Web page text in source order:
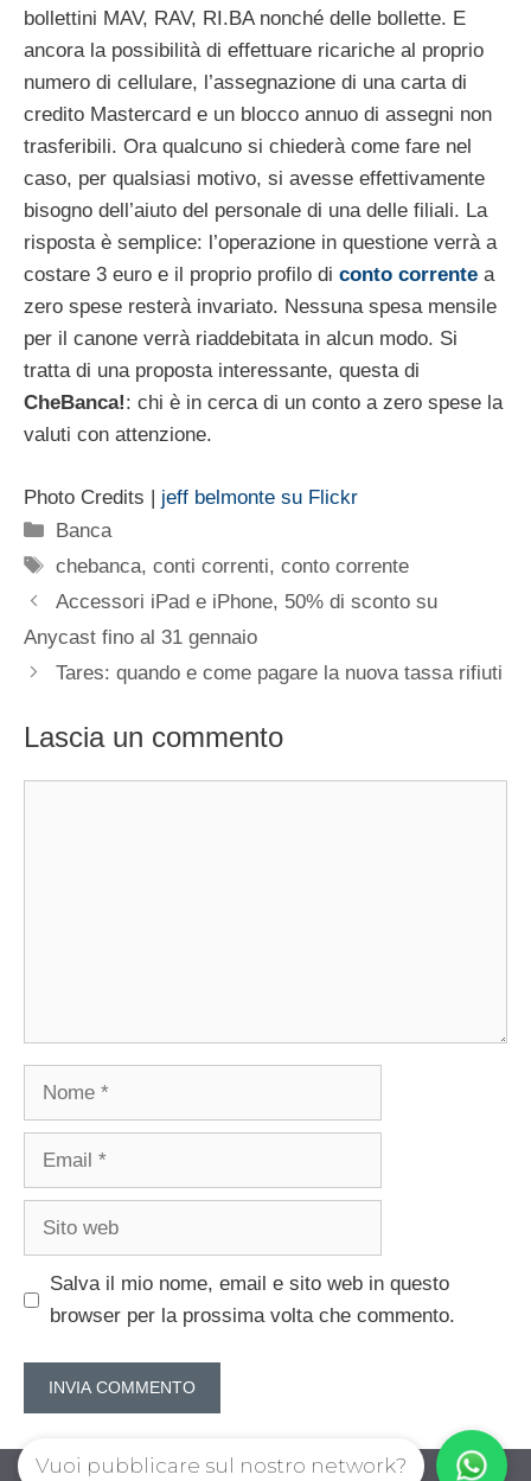
bollettini MAV, RAV, RI.BA nonché delle bollette. E
ancora la possibilità di effettuare ricariche al proprio
numero di cellulare, l’assegnazione di una carta di
credito Mastercard e un blocco annuo di assegni non
trasferibili. Ora qualcuno si chiederà come fare nel
caso, per qualsiasi motivo, si avesse effettivamente
bisogno dell’aiuto del personale di una delle filiali. La
risposta è semplice: l’operazione in questione verrà a
costare 3 euro e il proprio profilo di conto corrente a
zero spese resterà invariato. Nessuna spesa mensile
per il canone verrà riaddebitata in alcun modo. Si
tratta di una proposta interessante, questa di
CheBanca!: chi è in cerca di un conto a zero spese la
valuti con attenzione.
Photo Credits | jeff belmonte su Flickr
Categorie
Banca
Tag
chebanca,conti correnti,conto corrente
Accessori iPad e iPhone, 50% di sconto su
Anycast fino al 31 gennaio
Tares: quando e come pagare la nuova tassa rifiuti
Lascia un commento
Nome
Email
Sito
Salva il mio nome, email e sito web in questo
browser per la prossima volta che commento.
Vuoi pubblicare sul nostro network?